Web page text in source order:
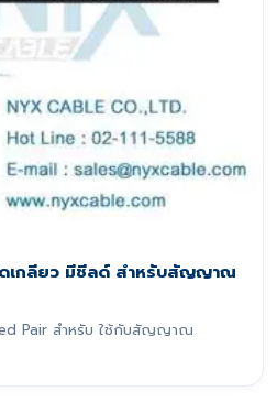
เกลียว มีชีลด์ สำหรับสัญญาณ
Pair สำหรับ ใช้กับสัญญาณ